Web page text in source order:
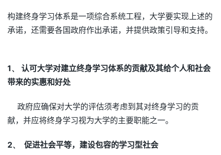
构建终身学习体系是一项综合系统工程，大学要实现上述的
承诺，还需要各国政府作出承诺，并提供政策引导和支持。
1、 认可大学对建立终身学习体系的贡献及其给个人和社会
带来的实惠和好处
政府应确保对大学的评估须考虑到其对终身学习的贡
献，并应将终身学习视为大学的主要职能之一。
2、 促进社会平等，建设包容的学习型社会